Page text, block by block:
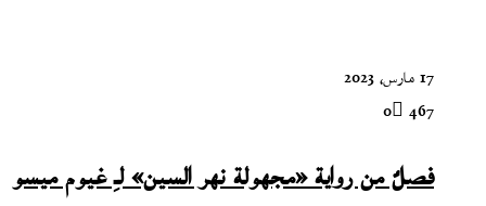
17 مارس، 2023
0 467
فصلٌ من رواية «مجهولة نهر السين» لـِ غيوم ميسو